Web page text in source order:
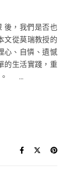
，我們是否也
文從莫瑞教授的
心、自憐、遺憾
的生活實踐，重
。 ...